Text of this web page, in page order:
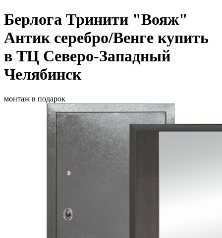
Берлога Тринити "Вояж"
Антик серебро/Венге купить
в ТЦ Северо-Западный
Челябинск
монтаж в подарок